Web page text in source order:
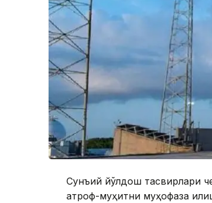
Сунъий йўлдош тасвирлари
атроф-муҳитни муҳофаза